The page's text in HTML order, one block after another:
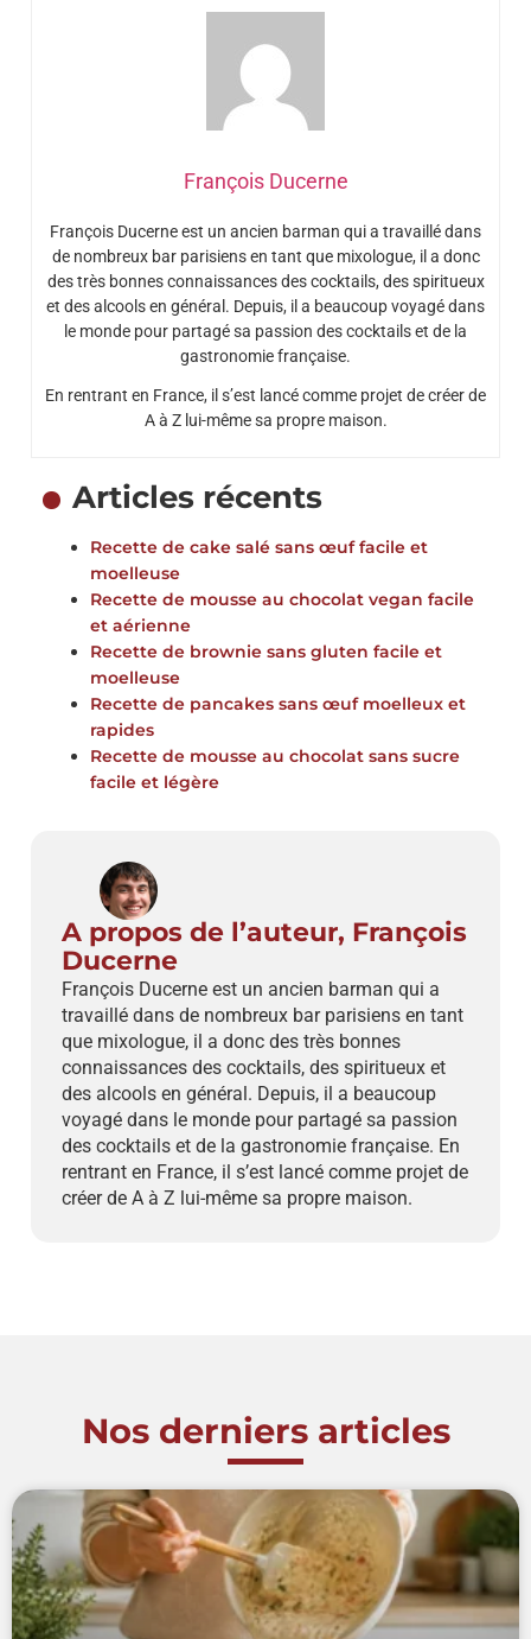
François Ducerne
François Ducerne est un ancien barman qui a travaillé dans
de nombreux bar parisiens en tant que mixologue, il a donc
des très bonnes connaissances des cocktails, des spiritueux
et des alcools en général. Depuis, il a beaucoup voyagé dans
le monde pour partagé sa passion des cocktails et de la
gastronomie française.
En rentrant en France, il s’est lancé comme projet de créer de
A à Z lui-même sa propre maison.
Articles récents
Recette de cake salé sans œuf facile et
moelleuse
Recette de mousse au chocolat vegan facile
et aérienne
Recette de brownie sans gluten facile et
moelleuse
Recette de pancakes sans œuf moelleux et
rapides
Recette de mousse au chocolat sans sucre
facile et légère
A propos de l’auteur, François
Ducerne
François Ducerne est un ancien barman qui a
travaillé dans de nombreux bar parisiens en tant
que mixologue, il a donc des très bonnes
connaissances des cocktails, des spiritueux et
des alcools en général. Depuis, il a beaucoup
voyagé dans le monde pour partagé sa passion
des cocktails et de la gastronomie française. En
rentrant en France, il s’est lancé comme projet de
créer de A à Z lui-même sa propre maison.
Nos derniers articles